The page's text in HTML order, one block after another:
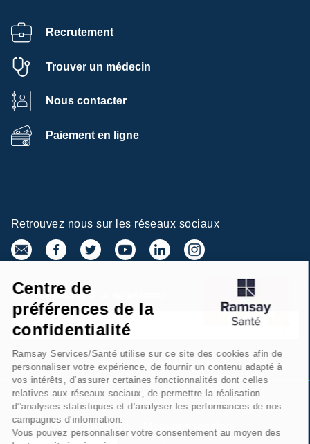
Recrutement
Trouver un médecin
Nous contacter
Paiement en ligne
Retrouvez nous sur les réseaux sociaux
Inscrivez-vous à la newsletter
Groupe Ramsay Santé
Centre de
préférences de la
confidentialité
Ramsay Services/Santé utilise sur ce site des cookies afin de
personnaliser votre expérience, de fournir un contenu adapté à
vos intérêts, d’assurer certaines fonctionnalités dont celles
relatives aux réseaux sociaux, de permettre la réalisation
d’'analyses statistiques et d’analyser les performances de nos
campagnes d’information.
Vous pouvez personnaliser votre consentement au moyen des